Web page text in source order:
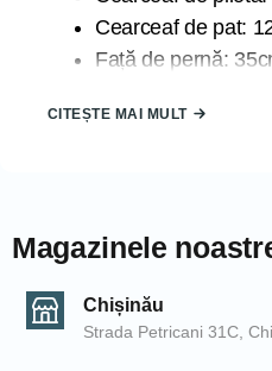
Cearceaf de pat:
Față de pernă:
Țara de origine:
fi dăruită
CITEȘTE MAI MULT
Magazinele
Chișinău
Strada Petricani 31C,